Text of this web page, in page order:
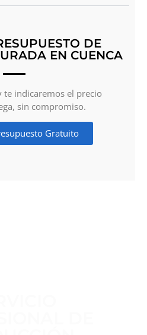
DE
EN CUENCA
te indicaremos el precio
sin compromiso.
Gratuito